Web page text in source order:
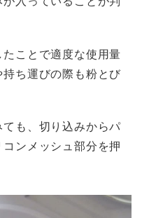
ことで適度な使用量
ち運びの際も粉とび
も、切り込みからパ
ンメッシュ部分を押